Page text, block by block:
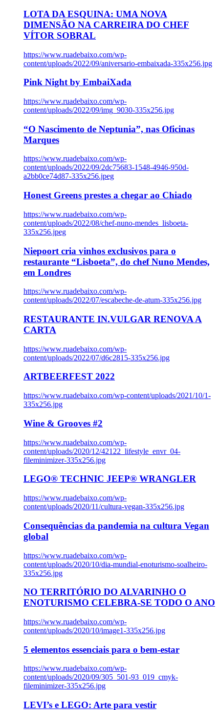
LOTA DA ESQUINA: UMA NOVA
DIMENSÃO NA CARREIRA DO CHEF
VÍTOR SOBRAL
https://www.ruadebaixo.com/wp-
content/uploads/2022/09/aniversario-embaixada-335x256.jpg
Pink Night by EmbaiXada
https://www.ruadebaixo.com/wp-
content/uploads/2022/09/img_9030-335x256.jpg
“O Nascimento de Neptunia”, nas Oficinas
Marques
https://www.ruadebaixo.com/wp-
content/uploads/2022/09/2dc75683-1548-4946-950d-
a2bb0ce74d87-335x256.jpeg
Honest Greens prestes a chegar ao Chiado
https://www.ruadebaixo.com/wp-
content/uploads/2022/08/chef-nuno-mendes_lisboeta-
335x256.jpeg
Niepoort cria vinhos exclusivos para o
restaurante “Lisboeta”, do chef Nuno Mendes,
em Londres
https://www.ruadebaixo.com/wp-
content/uploads/2022/07/escabeche-de-atum-335x256.jpg
RESTAURANTE IN.VULGAR RENOVA A
CARTA
https://www.ruadebaixo.com/wp-
content/uploads/2022/07/d6c2815-335x256.jpg
ARTBEERFEST 2022
https://www.ruadebaixo.com/wp-content/uploads/2021/10/1-
335x256.jpg
Wine & Grooves #2
https://www.ruadebaixo.com/wp-
content/uploads/2020/12/42122_lifestyle_envr_04-
fileminimizer-335x256.jpg
LEGO® TECHNIC JEEP® WRANGLER
https://www.ruadebaixo.com/wp-
content/uploads/2020/11/cultura-vegan-335x256.jpg
Consequências da pandemia na cultura Vegan
global
https://www.ruadebaixo.com/wp-
content/uploads/2020/10/dia-mundial-enoturismo-soalheiro-
335x256.jpg
NO TERRITÓRIO DO ALVARINHO O
ENOTURISMO CELEBRA-SE TODO O ANO
https://www.ruadebaixo.com/wp-
content/uploads/2020/10/image1-335x256.jpg
5 elementos essenciais para o bem-estar
https://www.ruadebaixo.com/wp-
content/uploads/2020/09/305_501-93_019_cmyk-
fileminimizer-335x256.jpg
LEVI’s e LEGO: Arte para vestir